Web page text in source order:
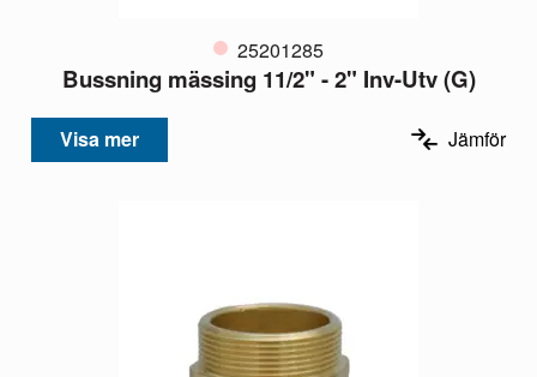
25201285
Bussning mässing 11/2" - 2" Inv-Utv (G)
Visa mer Jämför